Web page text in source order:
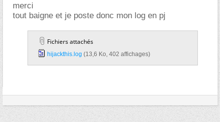
merci
tout baigne et je poste donc mon log en pj
Fichiers attachés
hijackthis.log‎ (13,6 Ko, 402 affichages)